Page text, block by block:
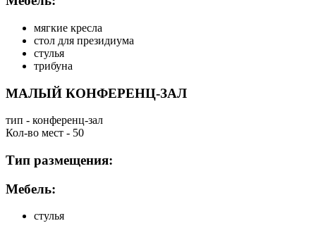
мягкие кресла
стол для президиума
стулья
трибуна
МАЛЫЙ КОНФЕРЕНЦ-ЗАЛ
тип - конференц-зал
Кол-во мест - 50
Тип размещения:
Мебель:
стулья